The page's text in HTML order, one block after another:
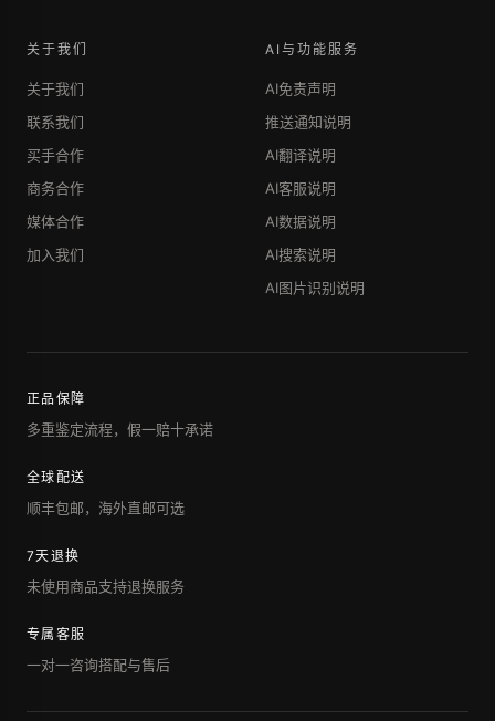
关于我们
关于我们
联系我们
买手合作
商务合作
媒体合作
加入我们
AI与功能服务
AI免责声明
推送通知说明
AI翻译说明
AI客服说明
AI数据说明
AI搜索说明
AI图片识别说明
正品保障
多重鉴定流程，假一赔十承诺
全球配送
顺丰包邮，海外直邮可选
7天退换
未使用商品支持退换服务
专属客服
一对一咨询搭配与售后